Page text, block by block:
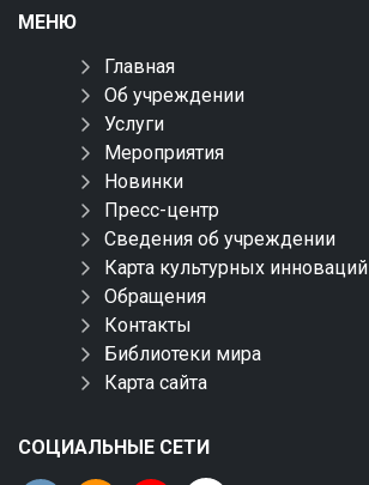
МЕНЮ
Главная
Об учреждении
Услуги
Мероприятия
Новинки
Пресс-центр
Сведения об учреждении
Карта культурных инноваций
Обращения
Контакты
Библиотеки мира
Карта сайта
СОЦИАЛЬНЫЕ СЕТИ